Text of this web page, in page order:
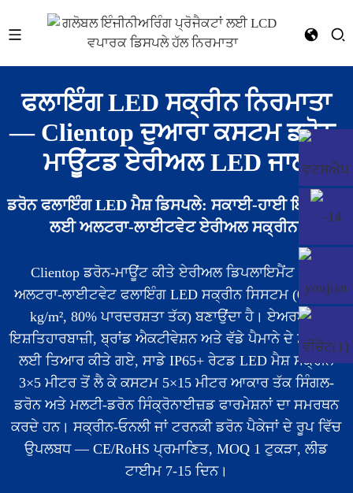
ਫਲਾਇੰਗ LED ਸਕ੍ਰੀਨ ਨਿਰਮਾਤਾ
— Clientop ਦੁਆਰਾ ਕਸਟਮ ਡਰੋਨ-
ਮਾਊਂਟਡ ਏਰੀਅਲ LED ਜਾਲ
ਡਰੋਨ ਫਲਾਇੰਗ LED ਮੈਸ਼ ਡਿਸਪਲੇ: ਸਕਾਈ-ਹਾਈ ਇਮਪੈਕਟ
ਲਈ ਅਲਟਰਾ-ਲਾਈਟਵੇਟ ਏਰੀਅਲ ਸਕ੍ਰੀਨਾਂ
Clientop ਡਰੋਨ-ਮਾਊਂਟ ਕੀਤੇ ਏਰੀਅਲ ਡਿਪਲਾਇਮੈਂਟ ਲਈ
ਅਲਟਰਾ-ਲਾਈਟਵੇਟ ਫਲਾਇੰਗ LED ਸਕ੍ਰੀਨ ਸਿਸਟਮ (0.3-0.6
kg/m², 80% ਪਾਰਦਰਸ਼ਤਾ ਤੱਕ) ਬਣਾਉਂਦਾ ਹੈ। ਏਅਰਬੋਰਨ
ਇਸ਼ਤਿਹਾਰਬਾਜ਼ੀ, ਬ੍ਰਾਂਡ ਐਕਟੀਵੇਸ਼ਨ ਅਤੇ ਵੱਡੇ ਪੈਮਾਨੇ ਦੇ ਸਮਾਗਮਾਂ
ਲਈ ਤਿਆਰ ਕੀਤੇ ਗਏ, ਸਾਡੇ IP65+ ਰੇਟਡ LED ਮੈਸ਼ ਸਕ੍ਰੀਨ
3×5 ਮੀਟਰ ਤੋਂ ਲੈ ਕੇ ਕਸਟਮ 5×15 ਮੀਟਰ ਆਕਾਰ ਤੱਕ ਸਿੰਗਲ-
ਡਰੋਨ ਅਤੇ ਮਲਟੀ-ਡਰੋਨ ਸਿੰਕ੍ਰੋਨਾਈਜ਼ਡ ਫਾਰਮੇਸ਼ਨਾਂ ਦਾ ਸਮਰਥਨ
ਕਰਦੇ ਹਨ। ਸਕ੍ਰੀਨ-ਓਨਲੀ ਜਾਂ ਟਰਨਕੀ ​​ਡਰੋਨ ਪੈਕੇਜਾਂ ਦੇ ਰੂਪ ਵਿੱਚ
ਉਪਲਬਧ — CE/RoHS ਪ੍ਰਮਾਣਿਤ, MOQ 1 ਟੁਕੜਾ, ਲੀਡ
ਟਾਈਮ 7-15 ਦਿਨ।